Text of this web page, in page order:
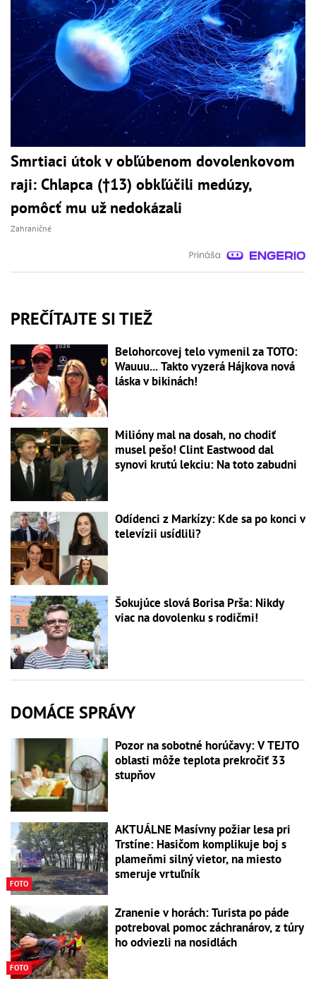
Smrtiaci útok v obľúbenom dovolenkovom
raji: Chlapca (†13) obkľúčili medúzy,
pomôcť mu už nedokázali
Zahraničné
PREČÍTAJTE SI TIEŽ
Belohorcovej telo vymenil za TOTO:
Wauuu... Takto vyzerá Hájkova nová
láska v bikinách!
Milióny mal na dosah, no chodiť
musel pešo! Clint Eastwood dal
synovi krutú lekciu: Na toto zabudni
Odídenci z Markízy: Kde sa po konci v
televízii usídlili?
Šokujúce slová Borisa Prša: Nikdy
viac na dovolenku s rodičmi!
DOMÁCE SPRÁVY
Pozor na sobotné horúčavy: V TEJTO
oblasti môže teplota prekročiť 33
stupňov
FOTO
AKTUÁLNE Masívny požiar lesa pri
Trstíne: Hasičom komplikuje boj s
plameňmi silný vietor, na miesto
smeruje vrtuľník
FOTO
Zranenie v horách: Turista po páde
potreboval pomoc záchranárov, z túry
ho odviezli na nosidlách